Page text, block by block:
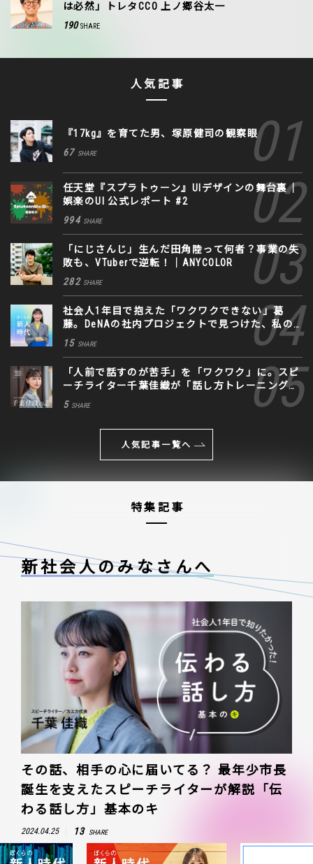
は必然」トレタCCO 上ノ郷谷太一
190 SHARE
人気記事
『17kg』を育てた男、塚原健司の観察眼
67 SHARE
任天堂『スプラトゥーン』UIデザインの舞台裏｜
娯楽のUI 公式レポート #2
994 SHARE
「にじさんじ」生んだ田角陸って何者？事業の失
敗も、VTuberで逆転！｜ANYCOLOR
282 SHARE
社会人1年目で抱えた「ワクワクできない」葛
藤。DeNAの社内プロジェクトで見つけた、私の
生きる道
15 SHARE
「人前で話すのが苦手」を「ワクワク」に。スピ
ーチライター千葉佳織が「話し方トレーニング」
に込めた思い
5 SHARE
人気記事一覧へ
特集記事
新社会人のみなさんへ
その話、相手の心に届いてる？ 最年少市長
誕生を支えたスピーチライターが解説「伝
わる話し方」基本のキ
2024.04.25 13 SHARE